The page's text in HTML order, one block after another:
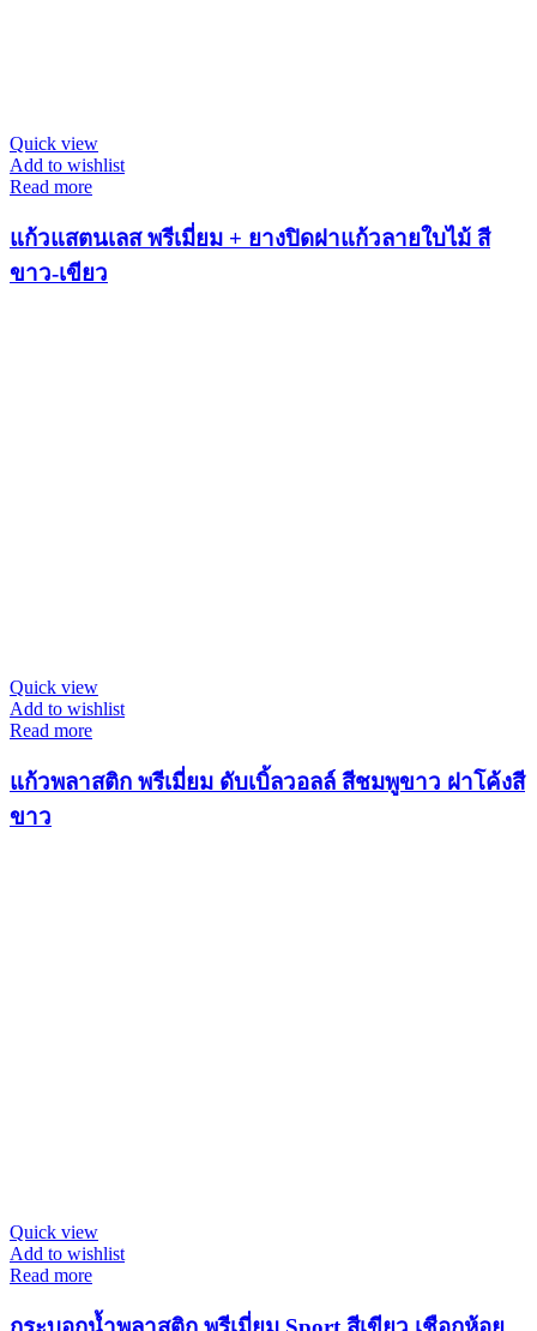
Quick view
Add to wishlist
Read more
แก้วแสตนเลส พรีเมี่ยม + ยางปิดฝาแก้วลายใบไม้ สี
ขาว-เขียว
Quick view
Add to wishlist
Read more
แก้วพลาสติก พรีเมี่ยม ดับเบิ้ลวอลล์ สีชมพูขาว ฝาโค้งสี
ขาว
Quick view
Add to wishlist
Read more